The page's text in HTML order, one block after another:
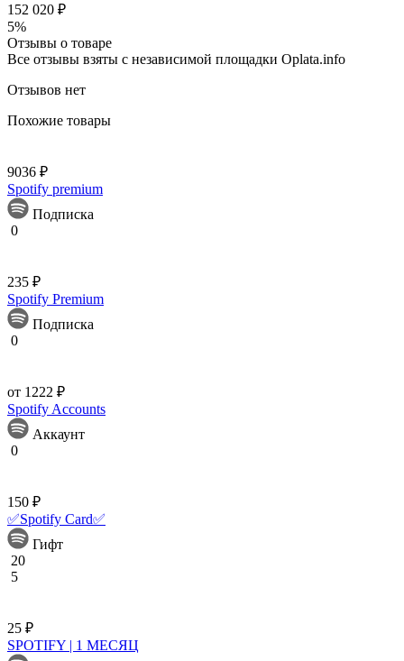
152 020 ₽
5%
Отзывы о товаре
Все отзывы взяты с независимой площадки Oplata.info
Отзывов нет
Похожие товары
9036 ₽
Spotify premium
Подписка
0
235 ₽
Spotify Premium
Подписка
0
от 1222 ₽
Spotify Accounts
Аккаунт
0
150 ₽
✅Spotify Card✅
Гифт
20
5
25 ₽
SPOTIFY | 1 МЕСЯЦ